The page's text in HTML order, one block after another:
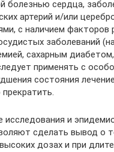
болезнью сердца,
артерий и/или
с наличием факторов
заболеваний
сахарным
применять с
состояния
исследования и
сделать вывод о
дозах и при